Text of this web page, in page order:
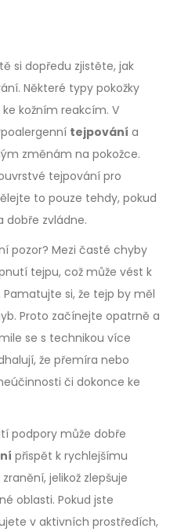
si dopředu zjistěte, jak
Některé typy pokožky
kožním reakcím. V
tejpování a
změnám na pokožce.
tejpování pro
to pouze tehdy, pokud
dobře zvládne.
pozor? Mezi časté chyby
tejpu, což může vést k
si, že tejp by měl
Proto začínejte opatrně a
se s technikou více
že přemíra nebo
či dokonce ke
podpory může dobře
přispět k rychlejšímu
jelikož zlepšuje
oblasti. Pokud jste
v aktivních prostředích,